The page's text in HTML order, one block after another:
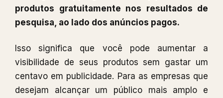
produtos gratuitamente nos resultados de
pesquisa, ao lado dos anúncios pagos.
Isso significa que você pode aumentar a
visibilidade de seus produtos sem gastar um
centavo em publicidade. Para as empresas que
desejam alcançar um público mais amplo e